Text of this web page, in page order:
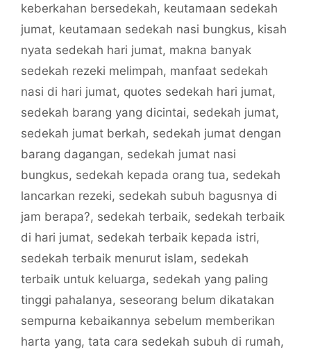
keberkahan bersedekah, keutamaan sedekah
jumat, keutamaan sedekah nasi bungkus, kisah
nyata sedekah hari jumat, makna banyak
sedekah rezeki melimpah, manfaat sedekah
nasi di hari jumat, quotes sedekah hari jumat,
sedekah barang yang dicintai, sedekah jumat,
sedekah jumat berkah, sedekah jumat dengan
barang dagangan, sedekah jumat nasi
bungkus, sedekah kepada orang tua, sedekah
lancarkan rezeki, sedekah subuh bagusnya di
jam berapa?, sedekah terbaik, sedekah terbaik
di hari jumat, sedekah terbaik kepada istri,
sedekah terbaik menurut islam, sedekah
terbaik untuk keluarga, sedekah yang paling
tinggi pahalanya, seseorang belum dikatakan
sempurna kebaikannya sebelum memberikan
harta yang, tata cara sedekah subuh di rumah,